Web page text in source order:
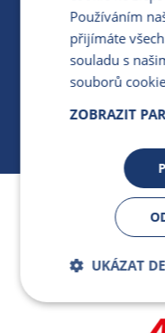
Jsme součástí
MÁM
Používáním
přijímáte
souladu s
souborů
ZOBRAZIT
UKÁZAT
nutné